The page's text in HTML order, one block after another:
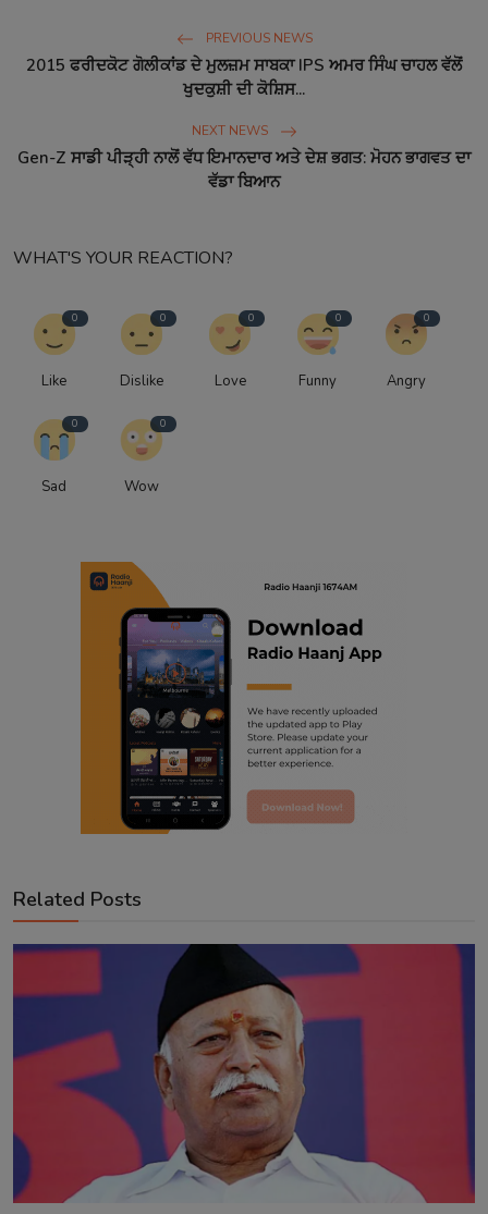
PREVIOUS NEWS
2015 ਫਰੀਦਕੋਟ ਗੋਲੀਕਾਂਡ ਦੇ ਮੁਲਜ਼ਮ ਸਾਬਕਾ IPS ਅਮਰ ਸਿੰਘ ਚਾਹਲ ਵੱਲੋਂ
ਖੁਦਕੁਸ਼ੀ ਦੀ ਕੋਸ਼ਿਸ...
NEXT NEWS
Gen-Z ਸਾਡੀ ਪੀੜ੍ਹੀ ਨਾਲੋਂ ਵੱਧ ਇਮਾਨਦਾਰ ਅਤੇ ਦੇਸ਼ ਭਗਤ: ਮੋਹਨ ਭਾਗਵਤ ਦਾ
ਵੱਡਾ ਬਿਆਨ
WHAT'S YOUR REACTION?
0
Like
0
Dislike
0
Love
0
Funny
0
Angry
0
Sad
0
Wow
Related Posts